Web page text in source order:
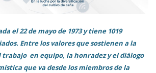
el 22 de mayo de 1973 y tiene 1019
Entre los valores que sostienen a la
en equipo, la honradez y el diálogo
que va desde los miembros de la